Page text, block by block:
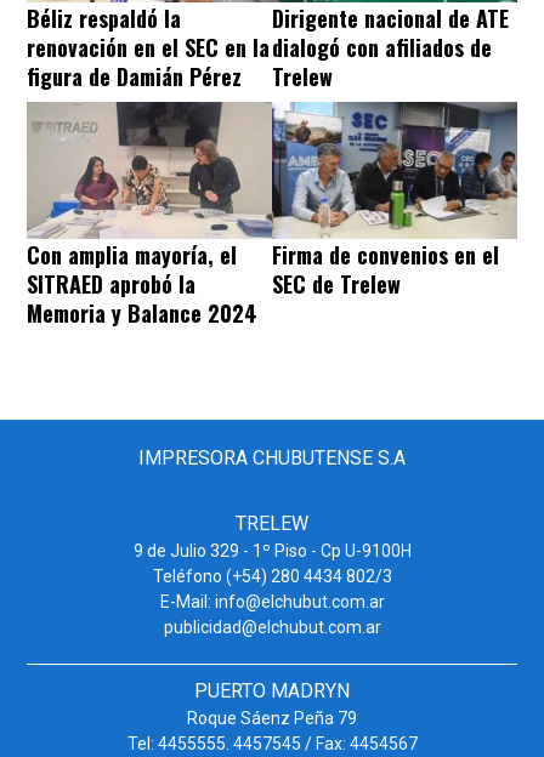
Béliz respaldó la
renovación en el SEC en la
figura de Damián Pérez
Dirigente nacional de ATE
dialogó con afiliados de
Trelew
Con amplia mayoría, el
SITRAED aprobó la
Memoria y Balance 2024
Firma de convenios en el
SEC de Trelew
IMPRESORA CHUBUTENSE S.A
TRELEW
9 de Julio 329 - 1º Piso - Cp U-9100H
Teléfono (+54) 280 4434 802/3
E-Mail: info@elchubut.com.ar
publicidad@elchubut.com.ar
PUERTO MADRYN
Roque Sáenz Peña 79
Tel: 4455555. 4457545 / Fax: 4454567